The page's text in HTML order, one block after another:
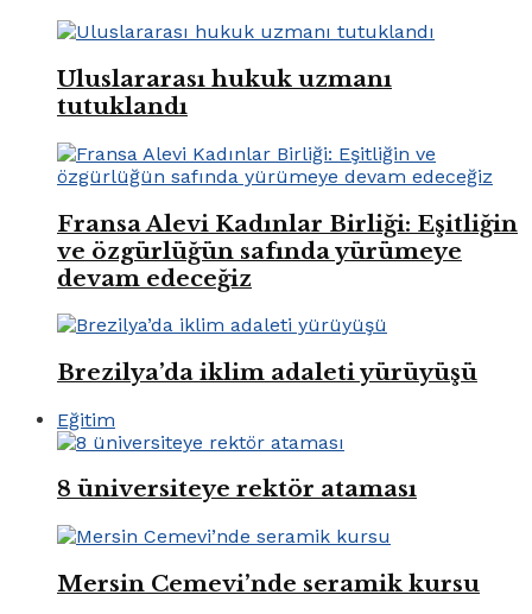
Uluslararası hukuk uzmanı
tutuklandı
Fransa Alevi Kadınlar Birliği: Eşitliğin
ve özgürlüğün safında yürümeye
devam edeceğiz
Brezilya’da iklim adaleti yürüyüşü
Eğitim
8 üniversiteye rektör ataması
Mersin Cemevi’nde seramik kursu